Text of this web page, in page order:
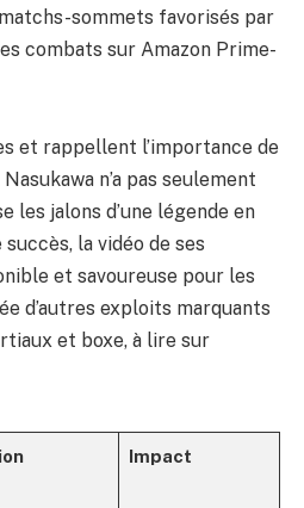
sommets favorisés par
combats sur Amazon Prime-
et rappellent l’importance de
n’a pas seulement
les jalons d’une légende en
la vidéo de ses
et savoureuse pour les
d’autres exploits marquants
et boxe, à lire sur
Impact